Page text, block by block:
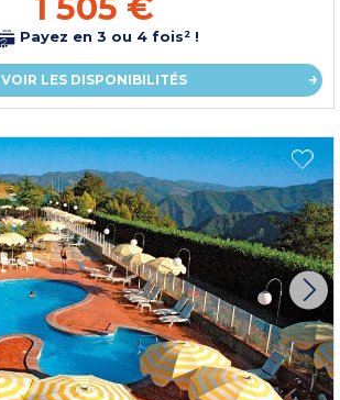
1 505 €
Payez en 3 ou 4 fois² !
VOIR LES DISPONIBILITÉS